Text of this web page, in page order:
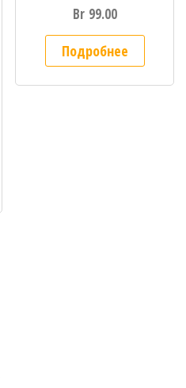
Br 99.00
Подробнее